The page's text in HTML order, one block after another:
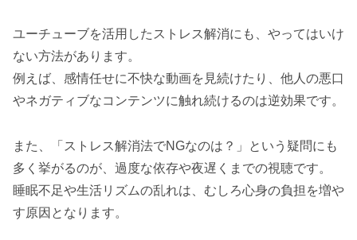
ユーチューブを活用したストレス解消にも、やってはいけ
ない方法があります。
例えば、感情任せに不快な動画を見続けたり、他人の悪口
やネガティブなコンテンツに触れ続けるのは逆効果です。
また、「ストレス解消法でNGなのは？」という疑問にも
多く挙がるのが、過度な依存や夜遅くまでの視聴です。
睡眠不足や生活リズムの乱れは、むしろ心身の負担を増や
す原因となります。